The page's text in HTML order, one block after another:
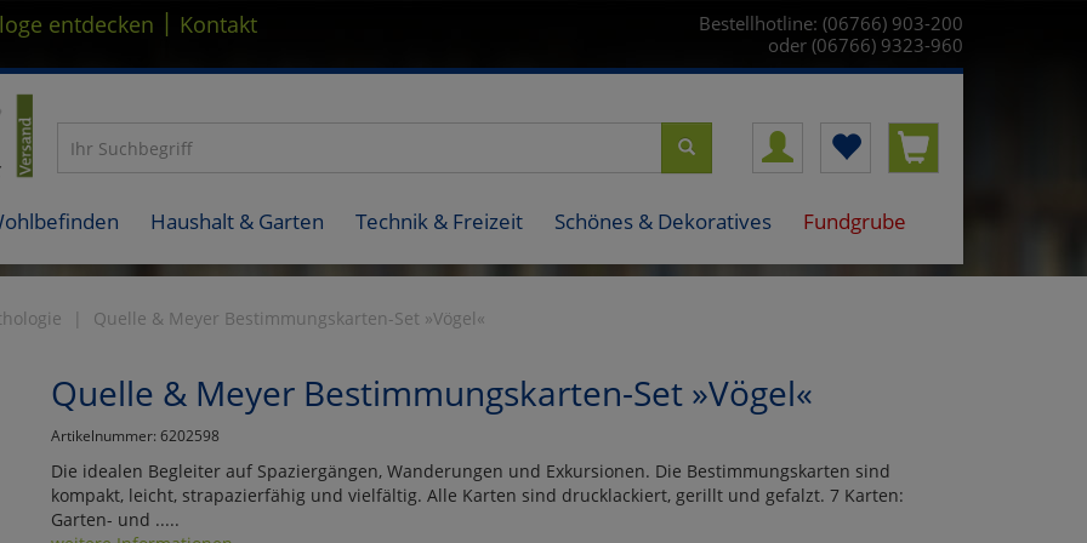
entdecken | Kontakt
Bestellhotline: (06766) 903-200
oder (06766) 9323-960
Haushalt & Garten Technik & Freizeit Schönes & Dekoratives Fundgrube
Quelle & Meyer Bestimmungskarten-Set »Vögel«
Quelle & Meyer Bestimmungskarten-Set »Vögel«
Artikelnummer: 6202598
Die idealen Begleiter auf Spaziergängen, Wanderungen und Exkursionen. Die Bestimmungskarten sind
kompakt, leicht, strapazierfähig und vielfältig. Alle Karten sind drucklackiert, gerillt und gefalzt. 7 Karten:
Garten- und .....